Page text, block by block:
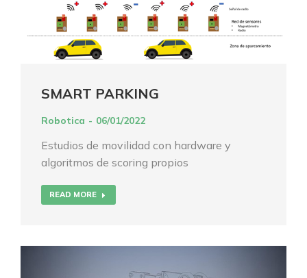
SMART PARKING
Robotica 06/01/2022
Estudios de movilidad con hardware y
algoritmos de scoring propios
READ MORE